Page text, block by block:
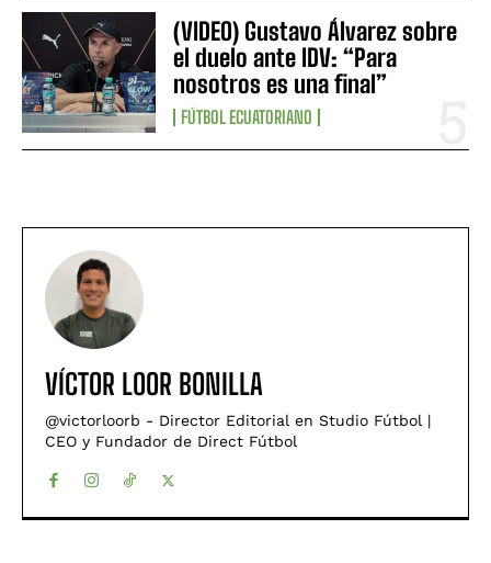
(VIDEO) Gustavo Álvarez sobre
el duelo ante IDV: “Para
nosotros es una final”
FÚTBOL ECUATORIANO
VÍCTOR LOOR BONILLA
@victorloorb - Director Editorial en Studio Fútbol |
CEO y Fundador de Direct Fútbol